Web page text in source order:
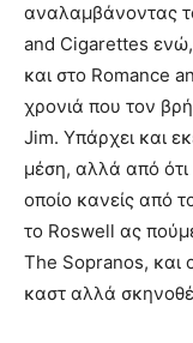
αναλαμβάνοντας
and Cigarettes ενώ,
και στο Romance
χρονιά που τον
Jim. Υπάρχει και
μέση, αλλά από ότι
οποίο κανείς από
το Roswell ας
The Sopranos, και
καστ αλλά